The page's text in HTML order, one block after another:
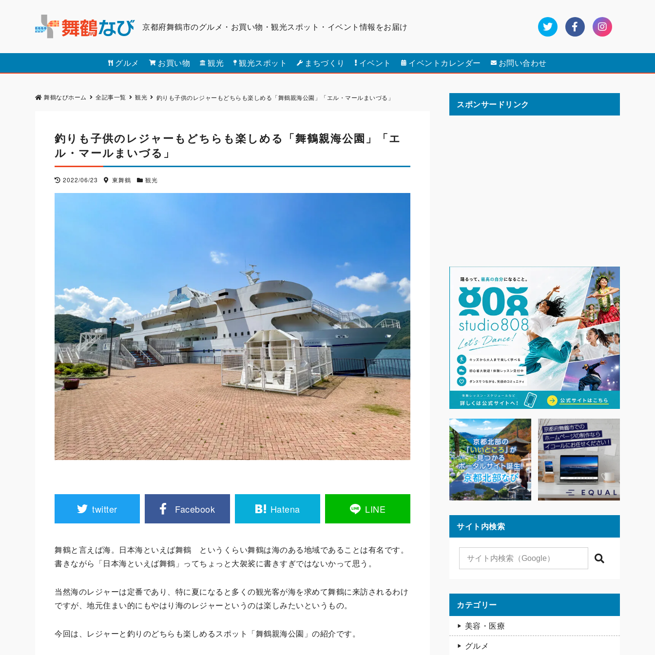
京都府舞鶴市のグルメ・お買い物・観光スポット・ イベント情報をお届け
グルメ お買い物 観光 観光スポット まちづくり イベント イベントカレンダー お問い合わせ
舞鶴なびホーム 全記事一覧 観光 釣りも子供のレジャーもどちらも楽しめる「舞鶴親海公園」「エル・マールまいづる」
釣りも子供のレジャーもどちらも楽しめる「舞鶴親海公園」「エ
ル・マールまいづる」
2022/06/23 東舞鶴 観光
twitter Facebook Hatena LINE
舞鶴と言えば海。日本海といえば舞鶴 というくらい舞鶴は海のある地域であることは有名です。
書きながら「日本海といえば舞鶴」ってちょっと大袈裟に書きすぎではないかって思う。
当然海のレジャーは定番であり、特に夏になると多くの観光客が海を求めて舞鶴に来訪されるわけ
ですが、地元住まい的にもやはり海のレジャーというのは楽しみたいというもの。
今回は、レジャーと釣りのどちらも楽しめるスポット「舞鶴親海公園」の紹介です。
スポンサードリンク
サイト内検索
検索
カテゴリー
美容・医療
グルメ